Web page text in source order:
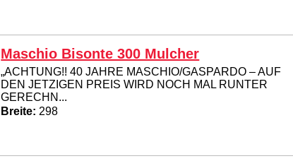
Maschio Bisonte 300 Mulcher
„ACHTUNG!! 40 JAHRE MASCHIO/GASPARDO – AUF
DEN JETZIGEN PREIS WIRD NOCH MAL RUNTER
GERECHN...
Breite: 298